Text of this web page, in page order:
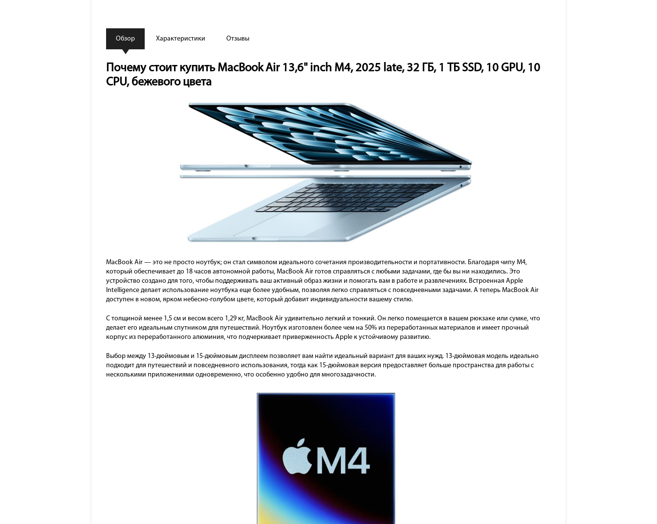
Обзор Характеристики Отзывы
Почему стоит купить MacBook Air 13,6" inch M4, 2025 late, 32 ГБ, 1 ТБ SSD, 10 GPU, 10
CPU, бежевого цвета
MacBook Air — это не просто ноутбук; он стал символом идеального сочетания производительности и портативности. Благодаря чипу M4,
который обеспечивает до 18 часов автономной работы, MacBook Air готов справляться с любыми задачами, где бы вы ни находились. Это
устройство создано для того, чтобы поддерживать ваш активный образ жизни и помогать вам в работе и развлечениях. Встроенная Apple
Intelligence делает использование ноутбука еще более удобным, позволяя легко справляться с повседневными задачами. А теперь MacBook Air
доступен в новом, ярком небесно-голубом цвете, который добавит индивидуальности вашему стилю.
С толщиной менее 1,5 см и весом всего 1,29 кг, MacBook Air удивительно легкий и тонкий. Он легко помещается в вашем рюкзаке или сумке, что
делает его идеальным спутником для путешествий. Ноутбук изготовлен более чем на 50% из переработанных материалов и имеет прочный
корпус из переработанного алюминия, что подчеркивает приверженность Apple к устойчивому развитию.
Выбор между 13-дюймовым и 15-дюймовым дисплеем позволяет вам найти идеальный вариант для ваших нужд. 13-дюймовая модель идеально
подходит для путешествий и повседневного использования, тогда как 15-дюймовая версия предоставляет больше пространства для работы с
несколькими приложениями одновременно, что особенно удобно для многозадачности.